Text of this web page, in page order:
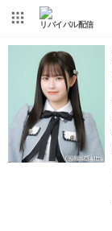
リバイバル配信